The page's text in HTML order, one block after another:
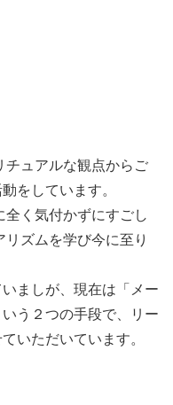
チュアルな観点からご
をしています。
く気付かずにすごし
ズムを学び今に至り
ましが、現在は「メー
う２つの手段で、リー
いただいています。